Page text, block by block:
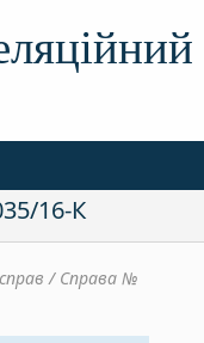
16-К
/ Справа №